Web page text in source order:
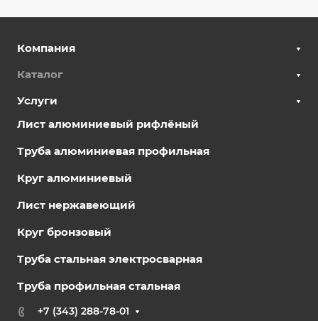
Компания
Каталог
Услуги
Лист алюминиевый рифлёный
Труба алюминиевая профильная
Круг алюминиевый
Лист нержавеющий
Круг бронзовый
Труба стальная электросварная
Труба профильная стальная
+7 (343) 288-78-01